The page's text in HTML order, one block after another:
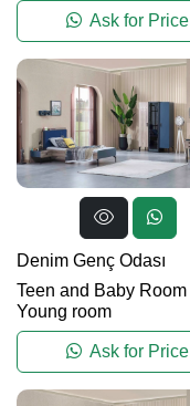
Ask for Price
Denim Genç Odası
Teen and Baby Room
Young room
Ask for Price